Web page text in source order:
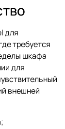
для
требуется
шкафа
для
внешней